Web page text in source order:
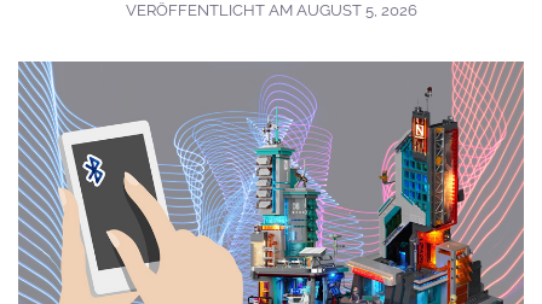
VERÖFFENTLICHT AM AUGUST 5, 2026